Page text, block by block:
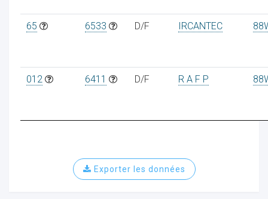
65 6533 D/F IRCANTEC
012 6411 D/F R A F P
Exporter les données